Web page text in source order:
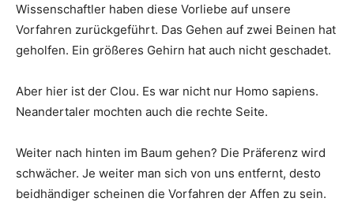
Wissenschaftler haben diese Vorliebe auf unsere
Vorfahren zurückgeführt. Das Gehen auf zwei Beinen hat
geholfen. Ein größeres Gehirn hat auch nicht geschadet.
Aber hier ist der Clou. Es war nicht nur Homo sapiens.
Neandertaler mochten auch die rechte Seite.
Weiter nach hinten im Baum gehen? Die Präferenz wird
schwächer. Je weiter man sich von uns entfernt, desto
beidhändiger scheinen die Vorfahren der Affen zu sein.